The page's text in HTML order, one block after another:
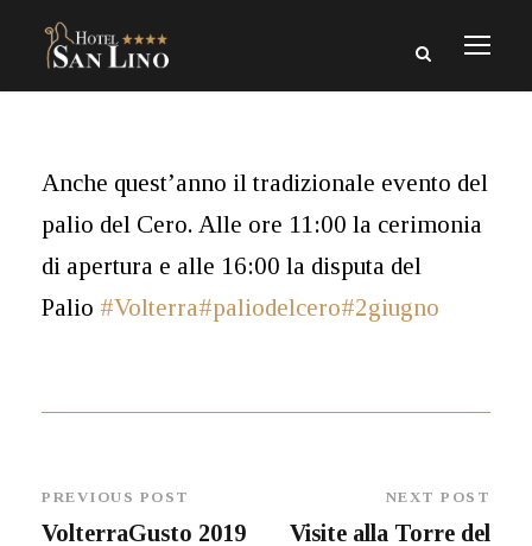
Anche quest’anno il tradizionale evento del
palio del Cero. Alle ore 11:00 la cerimonia
di apertura e alle 16:00 la disputa del
Palio #Volterra#paliodelcero#2giugno
PREVIOUS POST
VolterraGusto 2019
NEXT POST
Visite alla Torre del